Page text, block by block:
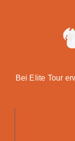
Bei Elite Tour